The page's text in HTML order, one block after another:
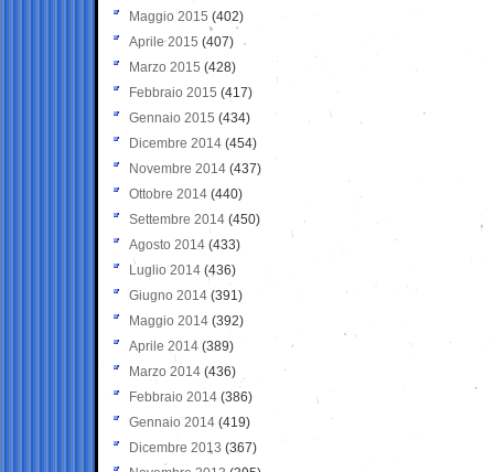
Maggio 2015 (402)
Aprile 2015 (407)
Marzo 2015 (428)
Febbraio 2015 (417)
Gennaio 2015 (434)
Dicembre 2014 (454)
Novembre 2014 (437)
Ottobre 2014 (440)
Settembre 2014 (450)
Agosto 2014 (433)
Luglio 2014 (436)
Giugno 2014 (391)
Maggio 2014 (392)
Aprile 2014 (389)
Marzo 2014 (436)
Febbraio 2014 (386)
Gennaio 2014 (419)
Dicembre 2013 (367)